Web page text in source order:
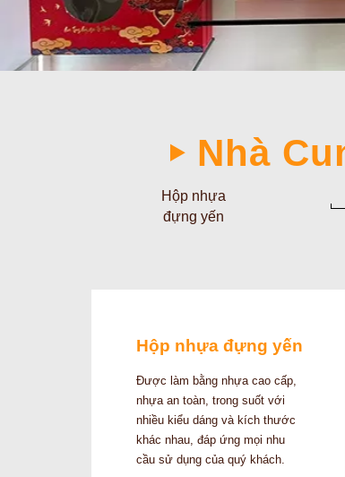
Nhà
Hộp nhựa
đựng yến
Hộp nhựa đựng yến
Được làm bằng nhựa cao cấp,
nhựa an toàn, trong suốt với
nhiều kiểu dáng và kích thước
khác nhau, đáp ứng mọi nhu
cầu sử dụng của quý khách.